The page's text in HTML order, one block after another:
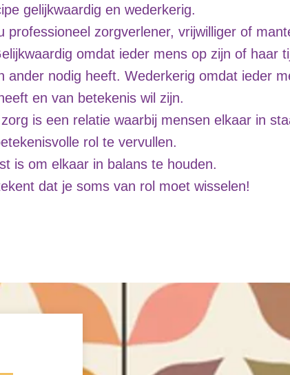
gelijkwaardig en wederkerig.
professioneel zorgverlener, vrijwilliger of
omdat ieder mens op zijn of haar
ander nodig heeft. Wederkerig omdat ieder
en van betekenis wil zijn.
is een relatie waarbij mensen elkaar in
rol te vervullen.
is om elkaar in balans te houden.
dat je soms van rol moet wisselen!